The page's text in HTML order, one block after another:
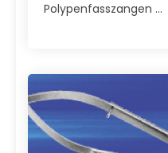
Polypenfasszangen ...